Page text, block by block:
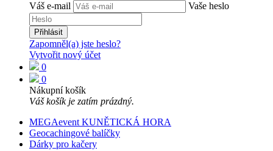
Váš e-mail
Vaše heslo
Přihlásit
Zapomněl(a) jste heslo?
Vytvořit nový účet
0
0
Nákupní košík
Váš košík je zatím prázdný.
MEGAevent KUNĚTICKÁ HORA
Geocachingové balíčky
Dárky pro kačery